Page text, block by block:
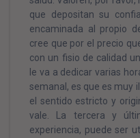
que depositan su
encaminada al propio
cree que por el precio
con un fisio de calidad
le va a dedicar varias
semanal, es que es muy
el sentido estricto y
vale. La tercera y
experiencia, puede ser